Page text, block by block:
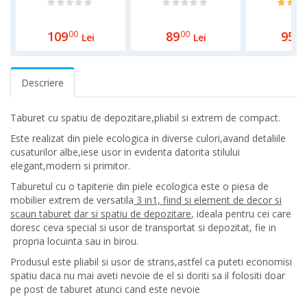
10900 Lei 8900 Lei 95
Descriere
Taburet cu spatiu de depozitare,pliabil si extrem de compact.
Este realizat din piele ecologica in diverse culori,avand detaliile
cusaturilor albe,iese usor in evidenta datorita stilului
elegant,modern si primitor.
Taburetul cu o tapiterie din piele ecologica este o piesa de
mobilier extrem de versatila 3 in1, fiind si element de decor si
scaun taburet dar si spatiu de depozitare, ideala pentru cei care
doresc ceva special si usor de transportat si depozitat, fie in
propria locuinta sau in birou.
Produsul este pliabil si usor de strans,astfel ca puteti economisi
spatiu daca nu mai aveti nevoie de el si doriti sa il folositi doar
pe post de taburet atunci cand este nevoie